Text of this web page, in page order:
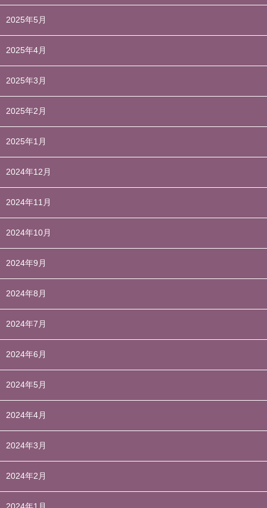
2025年5月
2025年4月
2025年3月
2025年2月
2025年1月
2024年12月
2024年11月
2024年10月
2024年9月
2024年8月
2024年7月
2024年6月
2024年5月
2024年4月
2024年3月
2024年2月